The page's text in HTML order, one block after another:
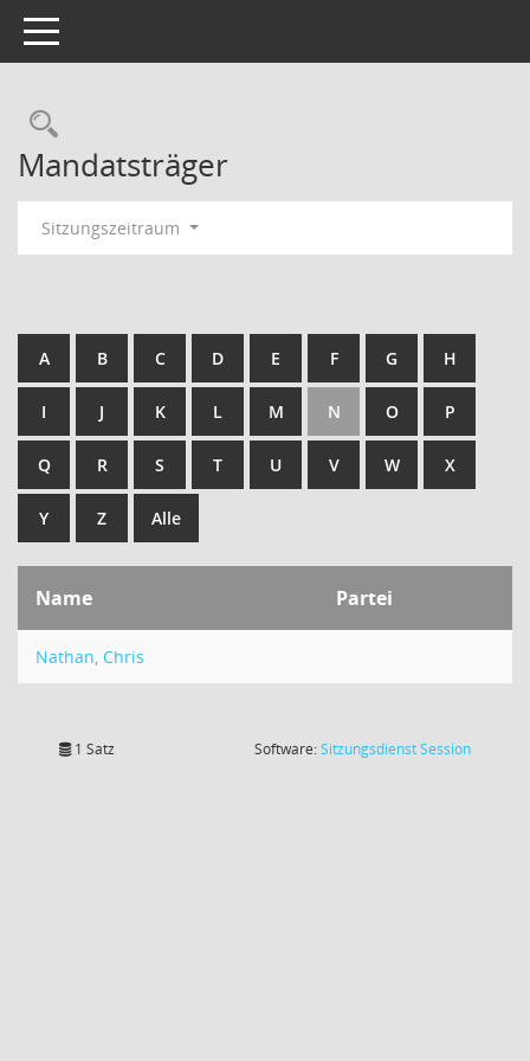
Toggle navigation
Rechercheauswahl
Mandatsträger
Sitzungszeitraum
A B C D E F G H
I J K L M N O P
Q R S T U V W X
Y Z Alle
Name Partei
Nathan, Chris
1 Satz Software:SitzungsdienstSession(Wird in